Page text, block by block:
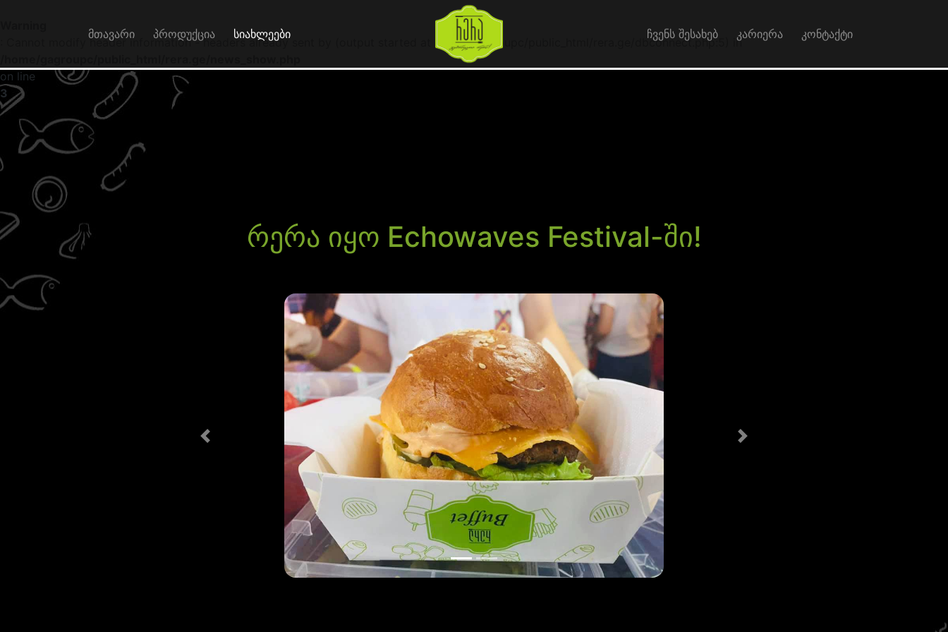
: Cannot modify header information - headers already sent by (output started at /home/gagroupc/public_html/rera.ge/dbconnect.php:5) in
on line
3
მთავარი პროდუქცია სიახლეები ჩვენს შესახებ კარიერა კონტაქტი
რერა იყო Echowaves Festival-ში!